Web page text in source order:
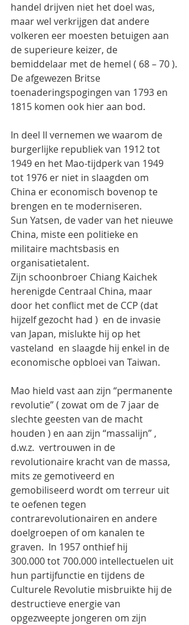
handel drijven niet het doel was,
maar wel verkrijgen dat andere
volkeren eer moesten betuigen aan
de superieure keizer, de
bemiddelaar met de hemel ( 68 – 70 ).
De afgewezen Britse
toenaderingspogingen van 1793 en
1815 komen ook hier aan bod.
In deel II vernemen we waarom de
burgerlijke republiek van 1912 tot
1949 en het Mao-tijdperk van 1949
tot 1976 er niet in slaagden om
China er economisch bovenop te
brengen en te moderniseren.
Sun Yatsen, de vader van het nieuwe
China, miste een politieke en
militaire machtsbasis en
organisatietalent.
Zijn schoonbroer Chiang Kaichek
herenigde Centraal China, maar
door het conflict met de CCP (dat
hijzelf gezocht had )  en de invasie
van Japan, mislukte hij op het
vasteland  en slaagde hij enkel in de
economische opbloei van Taiwan.
Mao hield vast aan zijn “permanente
revolutie” ( zowat om de 7 jaar de
slechte geesten van de macht
houden ) en aan zijn “massalijn” ,
d.w.z.  vertrouwen in de
revolutionaire kracht van de massa,
mits ze gemotiveerd en
gemobiliseerd wordt om terreur uit
te oefenen tegen
contrarevolutionairen en andere
doelgroepen of om kanalen te
graven.  In 1957 onthief hij
300.000 tot 700.000 intellectuelen uit
hun partijfunctie en tijdens de
Culturele Revolutie misbruikte hij de
destructieve energie van
opgezweepte jongeren om zijn